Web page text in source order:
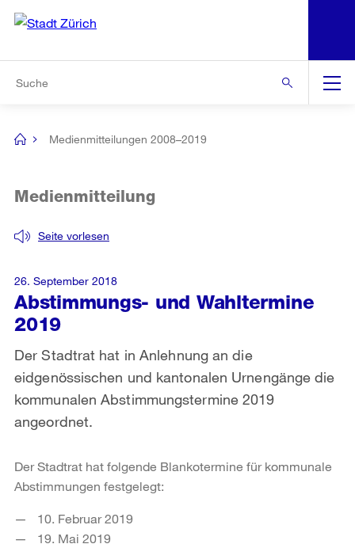
Navigation
[no
Medienmitteilungen 2008–2019
Abstimmungs- und Wahltermine
2019
Seite vorlesen
Medienmitteilung
Der Stadtrat hat in Anlehnung an die
eidgenössischen und kantonalen Urnengänge die
kommunalen Abstimmungstermine 2019
angeordnet.
26. September 2018
Der Stadtrat hat folgende Blankotermine für kommunale
Abstimmungen festgelegt:
10. Februar 2019
19. Mai 2019